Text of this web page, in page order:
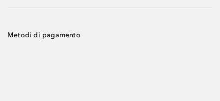
Metodi di pagamento